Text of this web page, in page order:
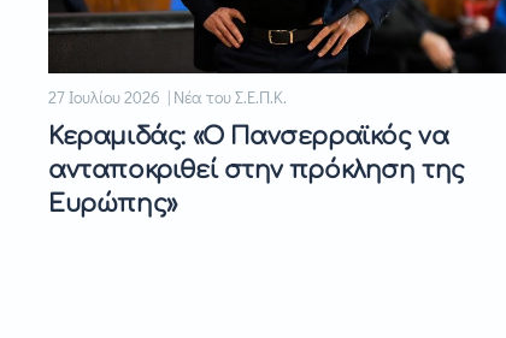
27 Ιουλίου 2026 | Νέα του Σ.Ε.Π.Κ.
Κεραμιδάς: «Ο Πανσερραϊκός να
ανταποκριθεί στην πρόκληση της
Ευρώπης»